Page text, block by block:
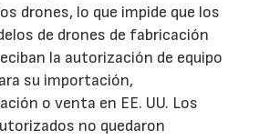
drones, lo que impide que los
de drones de fabricación
la autorización de equipo
su importación,
o venta en EE. UU. Los
no quedaron